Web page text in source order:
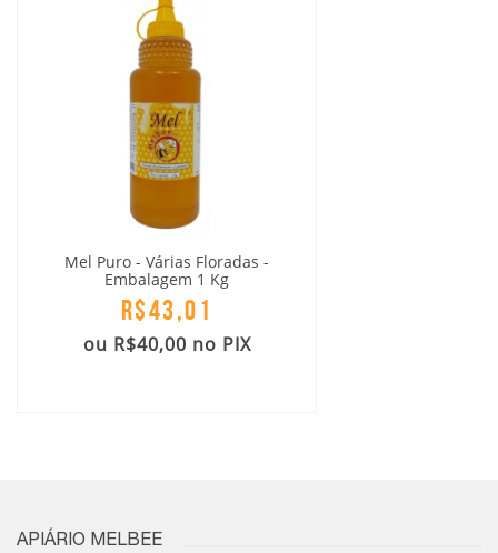
Mel Puro - Várias Floradas -
Embalagem 1 Kg
R$43,01
ou R$40,00 no PIX
APIÁRIO MELBEE